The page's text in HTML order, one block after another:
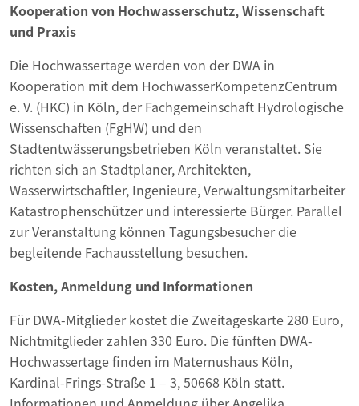
Kooperation von Hochwasserschutz, Wissenschaft
und Praxis
Die Hochwassertage werden von der DWA in
Kooperation mit dem HochwasserKompetenzCentrum
e. V. (HKC) in Köln, der Fachgemeinschaft Hydrologische
Wissenschaften (FgHW) und den
Stadtentwässerungsbetrieben Köln veranstaltet. Sie
richten sich an Stadtplaner, Architekten,
Wasserwirtschaftler, Ingenieure, Verwaltungsmitarbeiter
Katastrophenschützer und interessierte Bürger. Parallel
zur Veranstaltung können Tagungsbesucher die
begleitende Fachausstellung besuchen.
Kosten, Anmeldung und Informationen
Für DWA-Mitglieder kostet die Zweitageskarte 280 Euro,
Nichtmitglieder zahlen 330 Euro. Die fünften DWA-
Hochwassertage finden im Maternushaus Köln,
Kardinal-Frings-Straße 1 – 3, 50668 Köln statt.